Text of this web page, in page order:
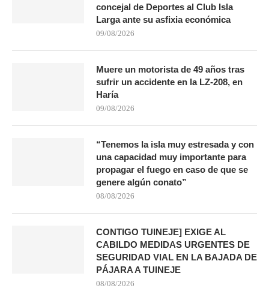
concejal de Deportes al Club Isla
Larga ante su asfixia económica
09/08/2026
Muere un motorista de 49 años tras
sufrir un accidente en la LZ-208, en
Haría
09/08/2026
“Tenemos la isla muy estresada y con
una capacidad muy importante para
propagar el fuego en caso de que se
genere algún conato”
08/08/2026
CONTIGO TUINEJE] EXIGE AL
CABILDO MEDIDAS URGENTES DE
SEGURIDAD VIAL EN LA BAJADA DE
PÁJARA A TUINEJE
08/08/2026